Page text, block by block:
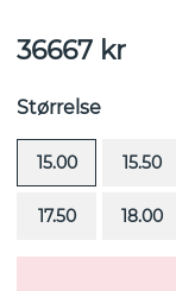
36667 kr
Størrelse
15.00 15.50
17.50 18.00